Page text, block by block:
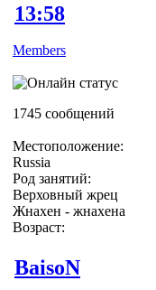
13:58
Members
1745 сообщений
Местоположение:
Russia
Род занятий:
Верховный жрец
Жнахен - жнахена
Возраст:
BaisoN